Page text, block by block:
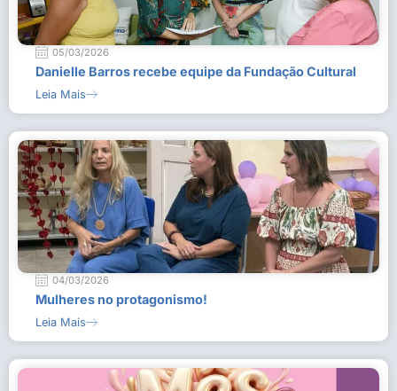
05/03/2026
Danielle Barros recebe equipe da Fundação Cultural
Leia Mais
04/03/2026
Mulheres no protagonismo!
Leia Mais